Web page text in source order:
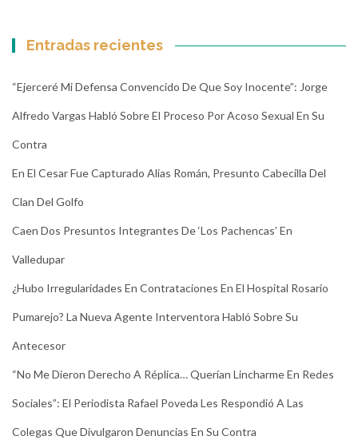
Entradas recientes
“Ejerceré Mi Defensa Convencido De Que Soy Inocente”: Jorge
Alfredo Vargas Habló Sobre El Proceso Por Acoso Sexual En Su
Contra
En El Cesar Fue Capturado Alias Román, Presunto Cabecilla Del
Clan Del Golfo
Caen Dos Presuntos Integrantes De ‘Los Pachencas’ En
Valledupar
¿Hubo Irregularidades En Contrataciones En El Hospital Rosario
Pumarejo? La Nueva Agente Interventora Habló Sobre Su
Antecesor
“No Me Dieron Derecho A Réplica… Querían Lincharme En Redes
Sociales”: El Periodista Rafael Poveda Les Respondió A Las
Colegas Que Divulgaron Denuncias En Su Contra